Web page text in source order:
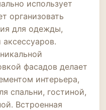
использует
организовать
для одежды,
фасадов делает
интерьера,
спальни, гостиной,
Встроенная